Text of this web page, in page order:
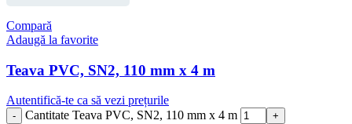
Compară
Adaugă la favorite
Teava PVC, SN2, 110 mm x 4 m
Autentifică-te ca să vezi prețurile
Cantitate Teava PVC, SN2, 110 mm x 4 m